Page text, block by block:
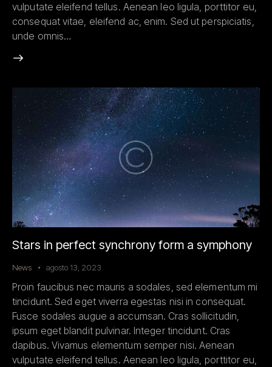
vulputate eleifend tellus. Aenean leo ligula, porttitor eu,
consequat vitae, eleifend ac, enim. Sed ut perspiciatis,
unde omnis…
Stars in perfect synchrony form a symphony
News agosto 13, 2023
Proin faucibus nec mauris a sodales, sed elementum mi
tincidunt. Sed eget viverra egestas nisi in consequat.
Fusce sodales augue a accumsan. Cras sollicitudin,
ipsum eget blandit pulvinar. Integer tincidunt. Cras
dapibus. Vivamus elementum semper nisi. Aenean
vulputate eleifend tellus. Aenean leo ligula, porttitor eu,